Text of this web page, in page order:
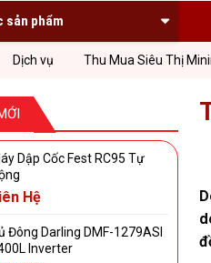
sản phẩm
Dịch vụ Thu Mua Siêu Thị
Dập Cốc Fest RC95 Tự
Hệ
Đông Darling DMF-1279ASI
Inverter